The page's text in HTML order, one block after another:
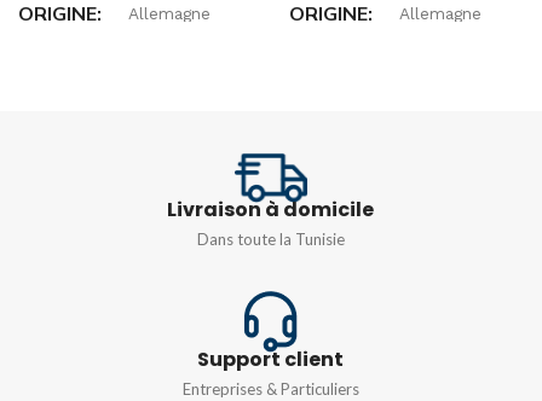
ORIGINE Allemagne ORIGINE Allemagne
RÉFÉRENCE
Livraison à domicile
Dans toute la Tunisie
Support client
Entreprises & Particuliers